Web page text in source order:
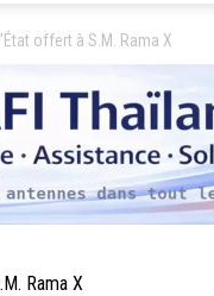
offert à S.M. Rama X
Rama X